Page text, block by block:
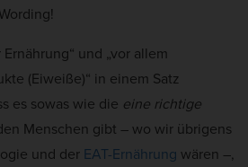
und „vor allem
(Eiweiße)“ in einem Satz
es sowas wie die eine richtige
Menschen gibt – wo wir übrigens
und der EAT-Ernährung wären –,